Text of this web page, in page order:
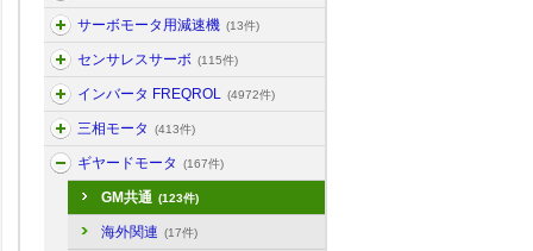
サーボモータ用減速機 (13件)
センサレスサーボ (115件)
インバータ FREQROL (4972件)
三相モータ (413件)
ギヤードモータ (167件)
GM共通 (123件)
海外関連 (17件)